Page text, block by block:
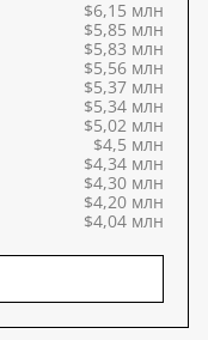
$6,15 млн
$5,85 млн
$5,83 млн
$5,56 млн
$5,37 млн
$5,34 млн
$5,02 млн
$4,5 млн
$4,34 млн
$4,30 млн
$4,20 млн
$4,04 млн